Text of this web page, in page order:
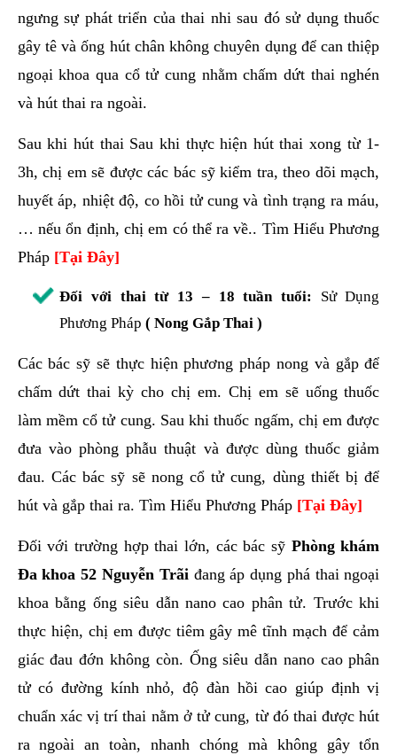
ngưng sự phát triển của thai nhi sau đó sử dụng thuốc
gây tê và ống hút chân không chuyên dụng để can thiệp
ngoại khoa qua cổ tử cung nhằm chấm dứt thai nghén
và hút thai ra ngoài.
Sau khi hút thai Sau khi thực hiện hút thai xong từ 1-
3h, chị em sẽ được các bác sỹ kiểm tra, theo dõi mạch,
huyết áp, nhiệt độ, co hồi tử cung và tình trạng ra máu,
… nếu ổn định, chị em có thể ra về.. Tìm Hiểu Phương
Pháp [Tại Đây]
Đối với thai từ 13 – 18 tuần tuổi: Sử Dụng
Phương Pháp ( Nong Gắp Thai )
Các bác sỹ sẽ thực hiện phương pháp nong và gắp để
chấm dứt thai kỳ cho chị em. Chị em sẽ uống thuốc
làm mềm cổ tử cung. Sau khi thuốc ngấm, chị em được
đưa vào phòng phẫu thuật và được dùng thuốc giảm
đau. Các bác sỹ sẽ nong cổ tử cung, dùng thiết bị để
hút và gắp thai ra. Tìm Hiểu Phương Pháp [Tại Đây]
Đối với trường hợp thai lớn, các bác sỹ Phòng khám
Đa khoa 52 Nguyễn Trãiđang áp dụng phá thai ngoại
khoa bằng ống siêu dẫn nano cao phân tử. Trước khi
thực hiện, chị em được tiêm gây mê tĩnh mạch để cảm
giác đau đớn không còn. Ống siêu dẫn nano cao phân
tử có đường kính nhỏ, độ đàn hồi cao giúp định vị
chuẩn xác vị trí thai nằm ở tử cung, từ đó thai được hút
ra ngoài an toàn, nhanh chóng mà không gây tổn